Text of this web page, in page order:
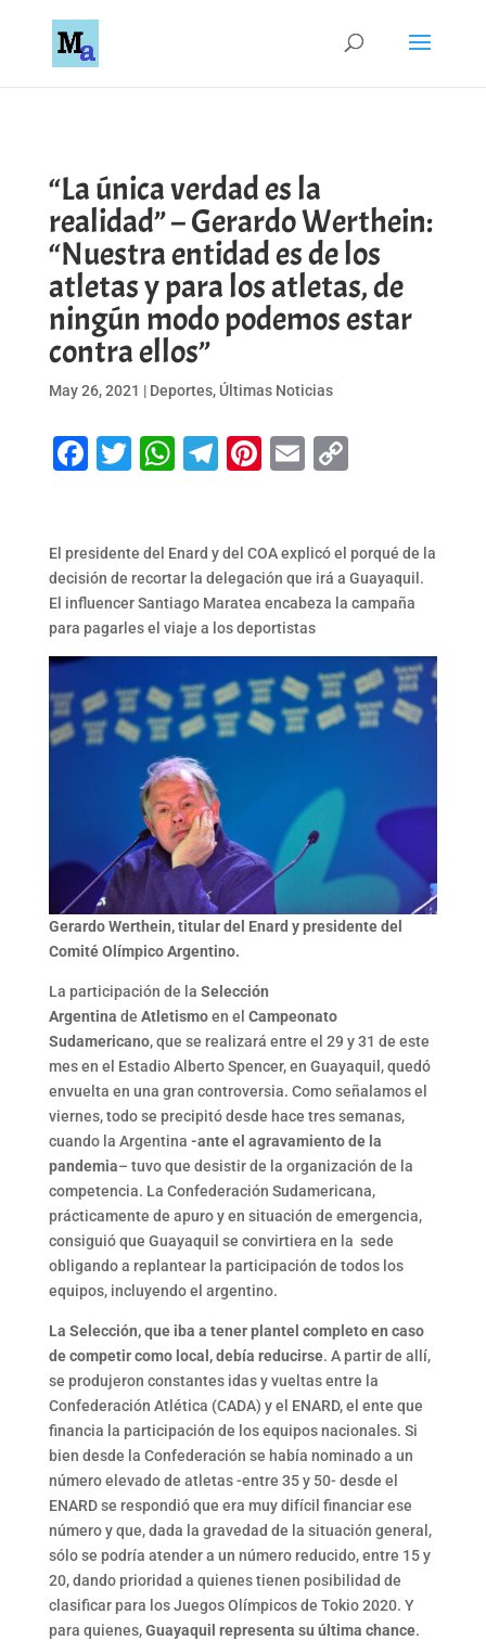
“La única verdad es la
realidad” – Gerardo Werthein:
“Nuestra entidad es de los
atletas y para los atletas, de
ningún modo podemos estar
contra ellos”
May 26, 2021 | Deportes, Últimas Noticias
Facebook
Twitter
WhatsApp
Telegram
Pinterest
EmailCopy
El presidente del Enard y del COA explicó el porqué de la
decisión de recortar la delegación que irá a Guayaquil.
El influencer Santiago Maratea encabeza la campaña
para pagarles el viaje a los deportistas
Gerardo Werthein, titular del Enard y presidente del
Comité Olímpico Argentino.
La participación de la Selección
Argentina de Atletismoen el Campeonato
Sudamericano, que se realizará entre el 29 y 31 de este
mes en el Estadio Alberto Spencer, en Guayaquil, quedó
envuelta en una gran controversia. Como señalamos el
viernes, todo se precipitó desde hace tres semanas,
cuando la Argentina -ante el agravamiento de la
pandemia– tuvo que desistir de la organización de la
competencia. La Confederación Sudamericana,
prácticamente de apuro y en situación de emergencia,
consiguió que Guayaquil se convirtiera en la sede
obligando a replantear la participación de todos los
equipos, incluyendo el argentino.
La Selección, que iba a tener plantel completo en caso
de competir como local, debía reducirse. A partir de allí,
se produjeron constantes idas y vueltas entre la
Confederación Atlética (CADA) y el ENARD, el ente que
financia la participación de los equipos nacionales. Si
bien desde la Confederación se había nominado a un
número elevado de atletas -entre 35 y 50- desde el
ENARD se respondió que era muy difícil financiar ese
número y que, dada la gravedad de la situación general,
sólo se podría atender a un número reducido, entre 15 y
20, dando prioridad a quienes tienen posibilidad de
clasificar para los Juegos Olímpicos de Tokio 2020. Y
para quienes,Guayaquil representa su última chance.